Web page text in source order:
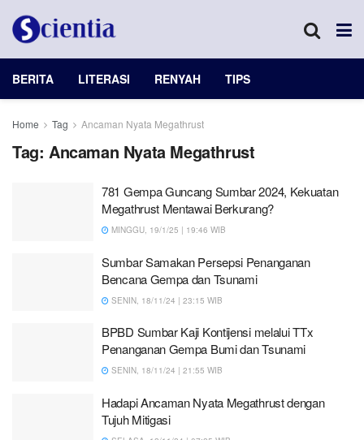
BERITA LITERASI RENYAH TIPS
Home Tag Ancaman Nyata Megathrust
Tag: Ancaman Nyata Megathrust
781 Gempa Guncang Sumbar 2024, Kekuatan
Megathrust Mentawai Berkurang?
MINGGU, 19/1/25 | 19:46 WIB
Sumbar Samakan Persepsi Penanganan
Bencana Gempa dan Tsunami
SENIN, 18/11/24 | 23:15 WIB
BPBD Sumbar Kaji Kontijensi melalui TTx
Penanganan Gempa Bumi dan Tsunami
SENIN, 18/11/24 | 21:55 WIB
Hadapi Ancaman Nyata Megathrust dengan
Tujuh Mitigasi